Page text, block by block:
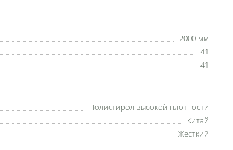
2000 мм
41
41
Полистирол высокой плотности
Китай
Жесткий